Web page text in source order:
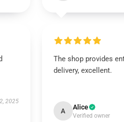
2025
The shop provides
delivery, excellent.
A Alice
Verified owner